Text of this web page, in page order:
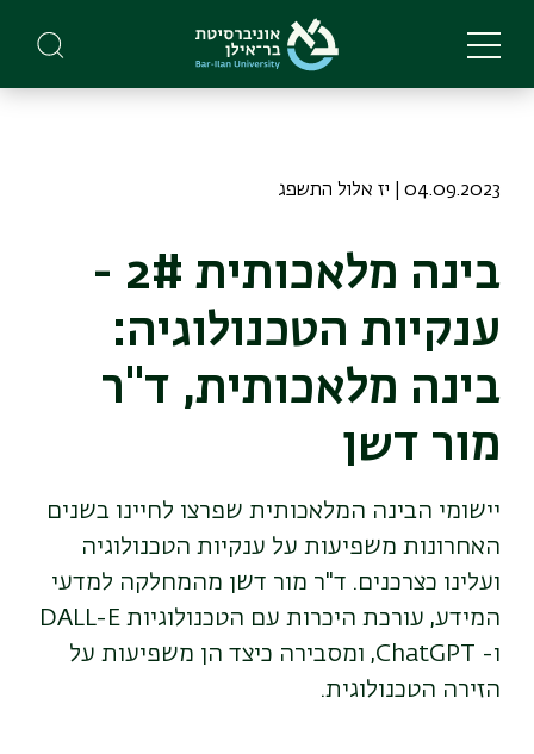
main
04.09.2023 | יז אלול התשפג
בינה מלאכותית 2# -
ענקיות הטכנולוגיה:
בינה מלאכותית, ד"ר
מור דשן
יישומי הבינה המלאכותית שפרצו לחיינו בשנים
האחרונות משפיעות על ענקיות הטכנולוגיה
ועלינו כצרכנים. ד"ר מור דשן מהמחלקה למדעי
המידע, עורכת היכרות עם הטכנולוגיות DALL-E
ו- ChatGPT, ומסבירה כיצד הן משפיעות על
הזירה הטכנולוגית.